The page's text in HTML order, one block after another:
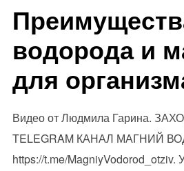
водорода и
для
Видео от Людмила Гарина.
TELEGRAM КАНАЛ МАГНИЙ
https://t.me/MagniyVodorod_otziv.